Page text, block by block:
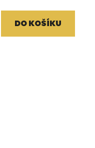
DO KOŠÍKU